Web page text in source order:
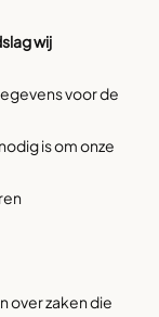
wij
voor de
is om onze
over zaken die